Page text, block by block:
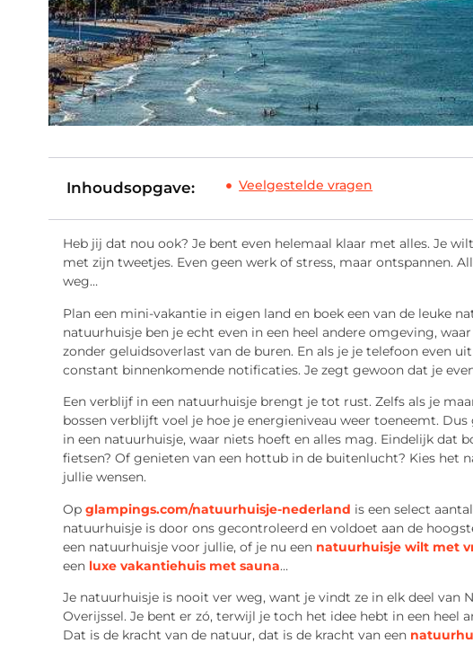
Inhoudsopgave: Veelgestelde vragen
Heb jij dat nou ook? Je bent even helemaal klaar met alles. Je
met zijn tweetjes. Even geen werk of stress, maar ontspannen.
weg…
Plan een mini-vakantie in eigen land en boek een van de leuke
natuurhuisje ben je echt even in een heel andere omgeving,
zonder geluidsoverlast van de buren. En als je je telefoon even
constant binnenkomende notificaties. Je zegt gewoon dat je
Een verblijf in een natuurhuisje brengt je tot rust. Zelfs als je
bossen verblijft voel je hoe je energieniveau weer toeneemt.
in een natuurhuisje, waar niets hoeft en alles mag. Eindelijk dat
fietsen? Of genieten van een hottub in de buitenlucht? Kies het
jullie wensen.
Op glampings.com/natuurhuisje-nederland is een select
natuurhuisje is door ons gecontroleerd en voldoet aan de
een natuurhuisje voor jullie, of je nu een natuurhuisje wilt met
een luxe vakantiehuis met sauna…
Je natuurhuisje is nooit ver weg, want je vindt ze in elk deel van
Overijssel. Je bent er zó, terwijl je toch het idee hebt in een heel
Dat is de kracht van de natuur, dat is de kracht van een